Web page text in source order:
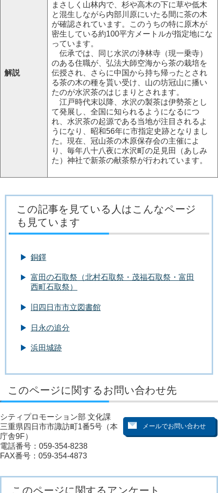
解説
まさしく山林内で、杉や高木の下に草や低木
と混生しながら内部川原にいたる間に茶の木
が確認されています。このうちの特に原木が
密生している約100平方メートルが指定地にな
っています。
伝承では、同じ水沢の浄林寺（現一乗寺）
のある住職が、弘法大師空海から茶の栽培を
伝授され、さらに中国から持ち帰ったとされ
る茶の木の種を貰い受け、山の坊冠山に播い
たのが水沢茶のはじまりとされます。
江戸時代末以降、水沢の製茶は伊勢茶とし
て発展し、全国に知られるようになるにつ
れ、水沢茶の起源である当地が注目されるよ
うになり、昭和56年に市指定史跡となりまし
た。現在、冠山茶の木原保存会の主催によ
り、毎年八十八夜に水沢町の足見田（あしみ
た）神社で新茶の献茶祭が行われています。
この記事を見ている人はこんなページ
も見ています
銅鐸
富田の石取祭（北村石取祭・茂福石取祭・富田
西町石取祭）
旧四日市市立図書館
日永の追分
浜田城跡
このページに関するお問い合わせ先
シティプロモーション部 文化課
三重県四日市市諏訪町1番5号（本
庁舎9F）
電話番号：059-354-8238
FAX番号：059-354-4873
このページに関するアンケート